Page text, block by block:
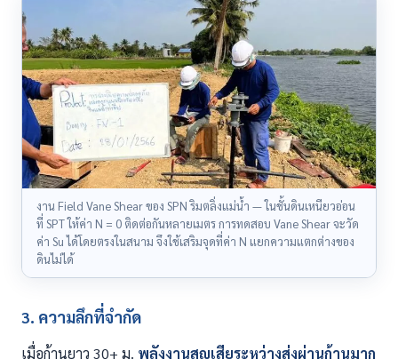
งาน Field Vane Shear ของ SPN ริมตลิ่งแม่น้ำ — ในชั้นดินเหนียวอ่อน
ที่ SPT ให้ค่า N = 0 ติดต่อกันหลายเมตร การทดสอบ Vane Shear จะวัด
ค่า Su ได้โดยตรงในสนาม จึงใช้เสริมจุดที่ค่า N แยกความแตกต่างของ
ดินไม่ได้
3. ความลึกที่จำกัด
เมื่อก้านยาว 30+ ม. พลังงานสูญเสียระหว่างส่งผ่านก้านมาก